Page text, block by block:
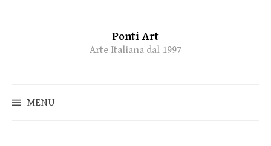
Ponti Art
Arte Italiana dal 1997
MENU